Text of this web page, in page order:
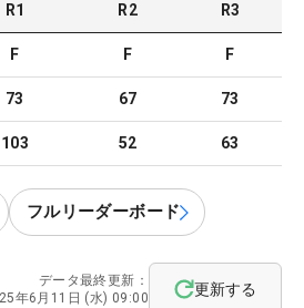
R1 R2 R3
F F F
73 67 73
103 52 63
フルリーダーボード
データ最終更新：
年6月11日 (水) 09:00
更新する